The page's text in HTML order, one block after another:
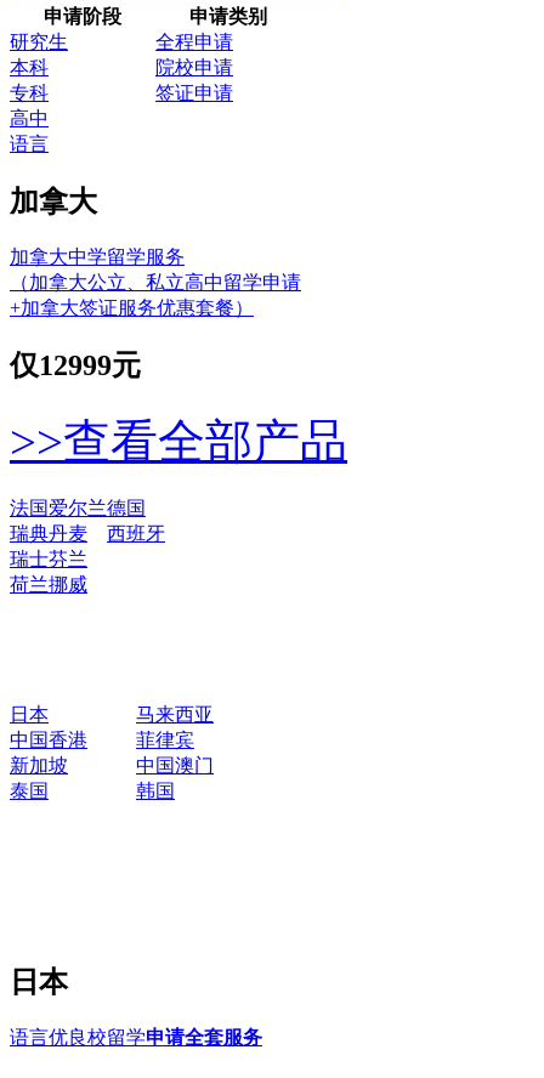
申请阶段
申请类别
研究生
全程申请
本科
院校申请
专科
签证申请
高中
语言
加拿大
加拿大中学留学服务
（加拿大公立、私立高中留学申请
+加拿大签证服务优惠套餐）
仅12999元
>>查看全部产品
法国爱尔兰德国
瑞典丹麦
西班牙
瑞士芬兰
荷兰挪威
日本
马来西亚
中国香港
菲律宾
新加坡
中国澳门
泰国
韩国
日本
语言优良校留学申请全套服务